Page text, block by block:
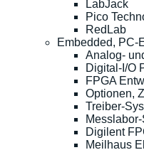
LabJack
Pico
RedLab
Embedded, PC-
Analog-
Digital-I/O
FPGA
Optionen,
Treiber-
Digilent
Meilhaus